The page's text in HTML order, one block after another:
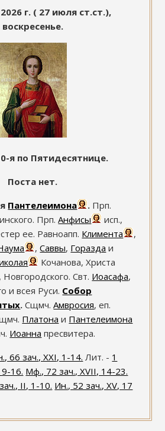
г. ( 27 июля ст.ст.),
воскресенье.
я по Пятидесятнице.
Поста нет.
Пантелеимона . Прп.
Прп.Анфисы
исп.,
ее. Равноапп. Климента
,
,Саввы, Горазда и
Кочанова, Христа
Свт. Иоасафа,
и всея Руси. Собор
. Сщмч.Амвросия, еп.
Платона и Пантелеимона
Иоанна пресвитера.
66 зач., XXI, 1-14. Лит. - 1
9-16. Мф., 72 зач., XVII, 14-23.
II, 1-10. Ин., 52 зач., XV, 17